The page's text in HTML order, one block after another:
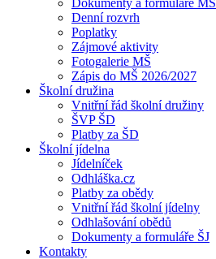
Dokumenty a formuláře MŠ
Denní rozvrh
Poplatky
Zájmové aktivity
Fotogalerie MŠ
Zápis do MŠ 2026/2027
Školní družina
Vnitřní řád školní družiny
ŠVP ŠD
Platby za ŠD
Školní jídelna
Jídelníček
Odhláška.cz
Platby za obědy
Vnitřní řád školní jídelny
Odhlašování obědů
Dokumenty a formuláře ŠJ
Kontakty